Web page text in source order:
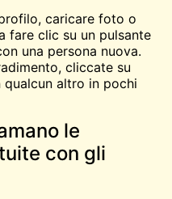
caricare foto o
fare clic su un pulsante
una persona nuova.
cliccate su
altro in pochi
le
con gli